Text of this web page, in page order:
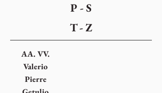
AA. VV.
Valerio
Adami
Pierre
Alechinsky
P - S
T - Z